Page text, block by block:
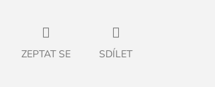
ZEPTAT SE SDÍLET